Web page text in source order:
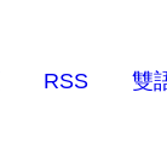
RSS 雙